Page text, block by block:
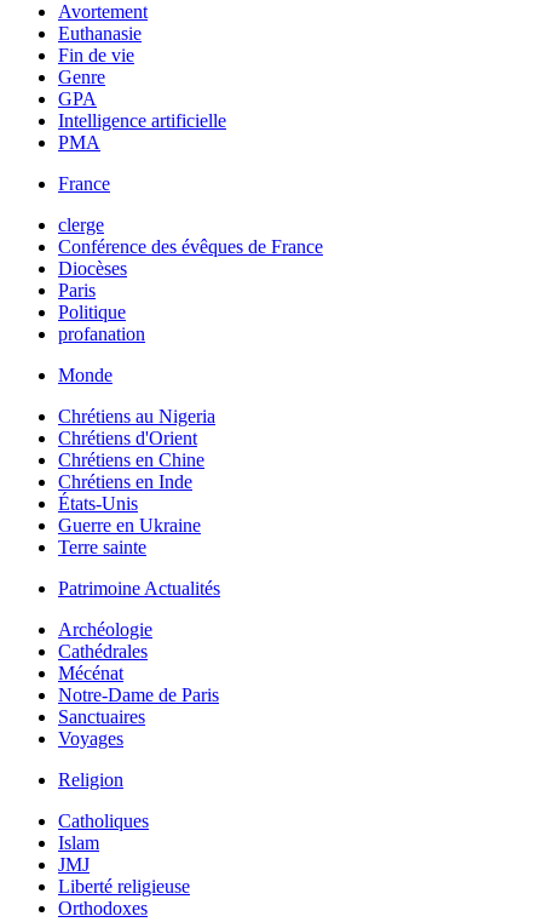
Avortement
Euthanasie
Fin de vie
Genre
GPA
Intelligence artificielle
PMA
France
clerge
Conférence des évêques de France
Diocèses
Paris
Politique
profanation
Monde
Chrétiens au Nigeria
Chrétiens d'Orient
Chrétiens en Chine
Chrétiens en Inde
États-Unis
Guerre en Ukraine
Terre sainte
Patrimoine Actualités
Archéologie
Cathédrales
Mécénat
Notre-Dame de Paris
Sanctuaires
Voyages
Religion
Catholiques
Islam
JMJ
Liberté religieuse
Orthodoxes